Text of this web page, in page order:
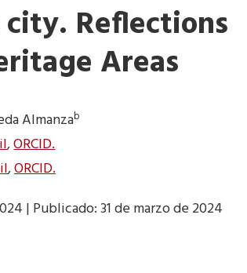
Reflections
Areas
Almanzab
,ORCID.
,ORCID.
| Publicado: 31 de marzo de 2024